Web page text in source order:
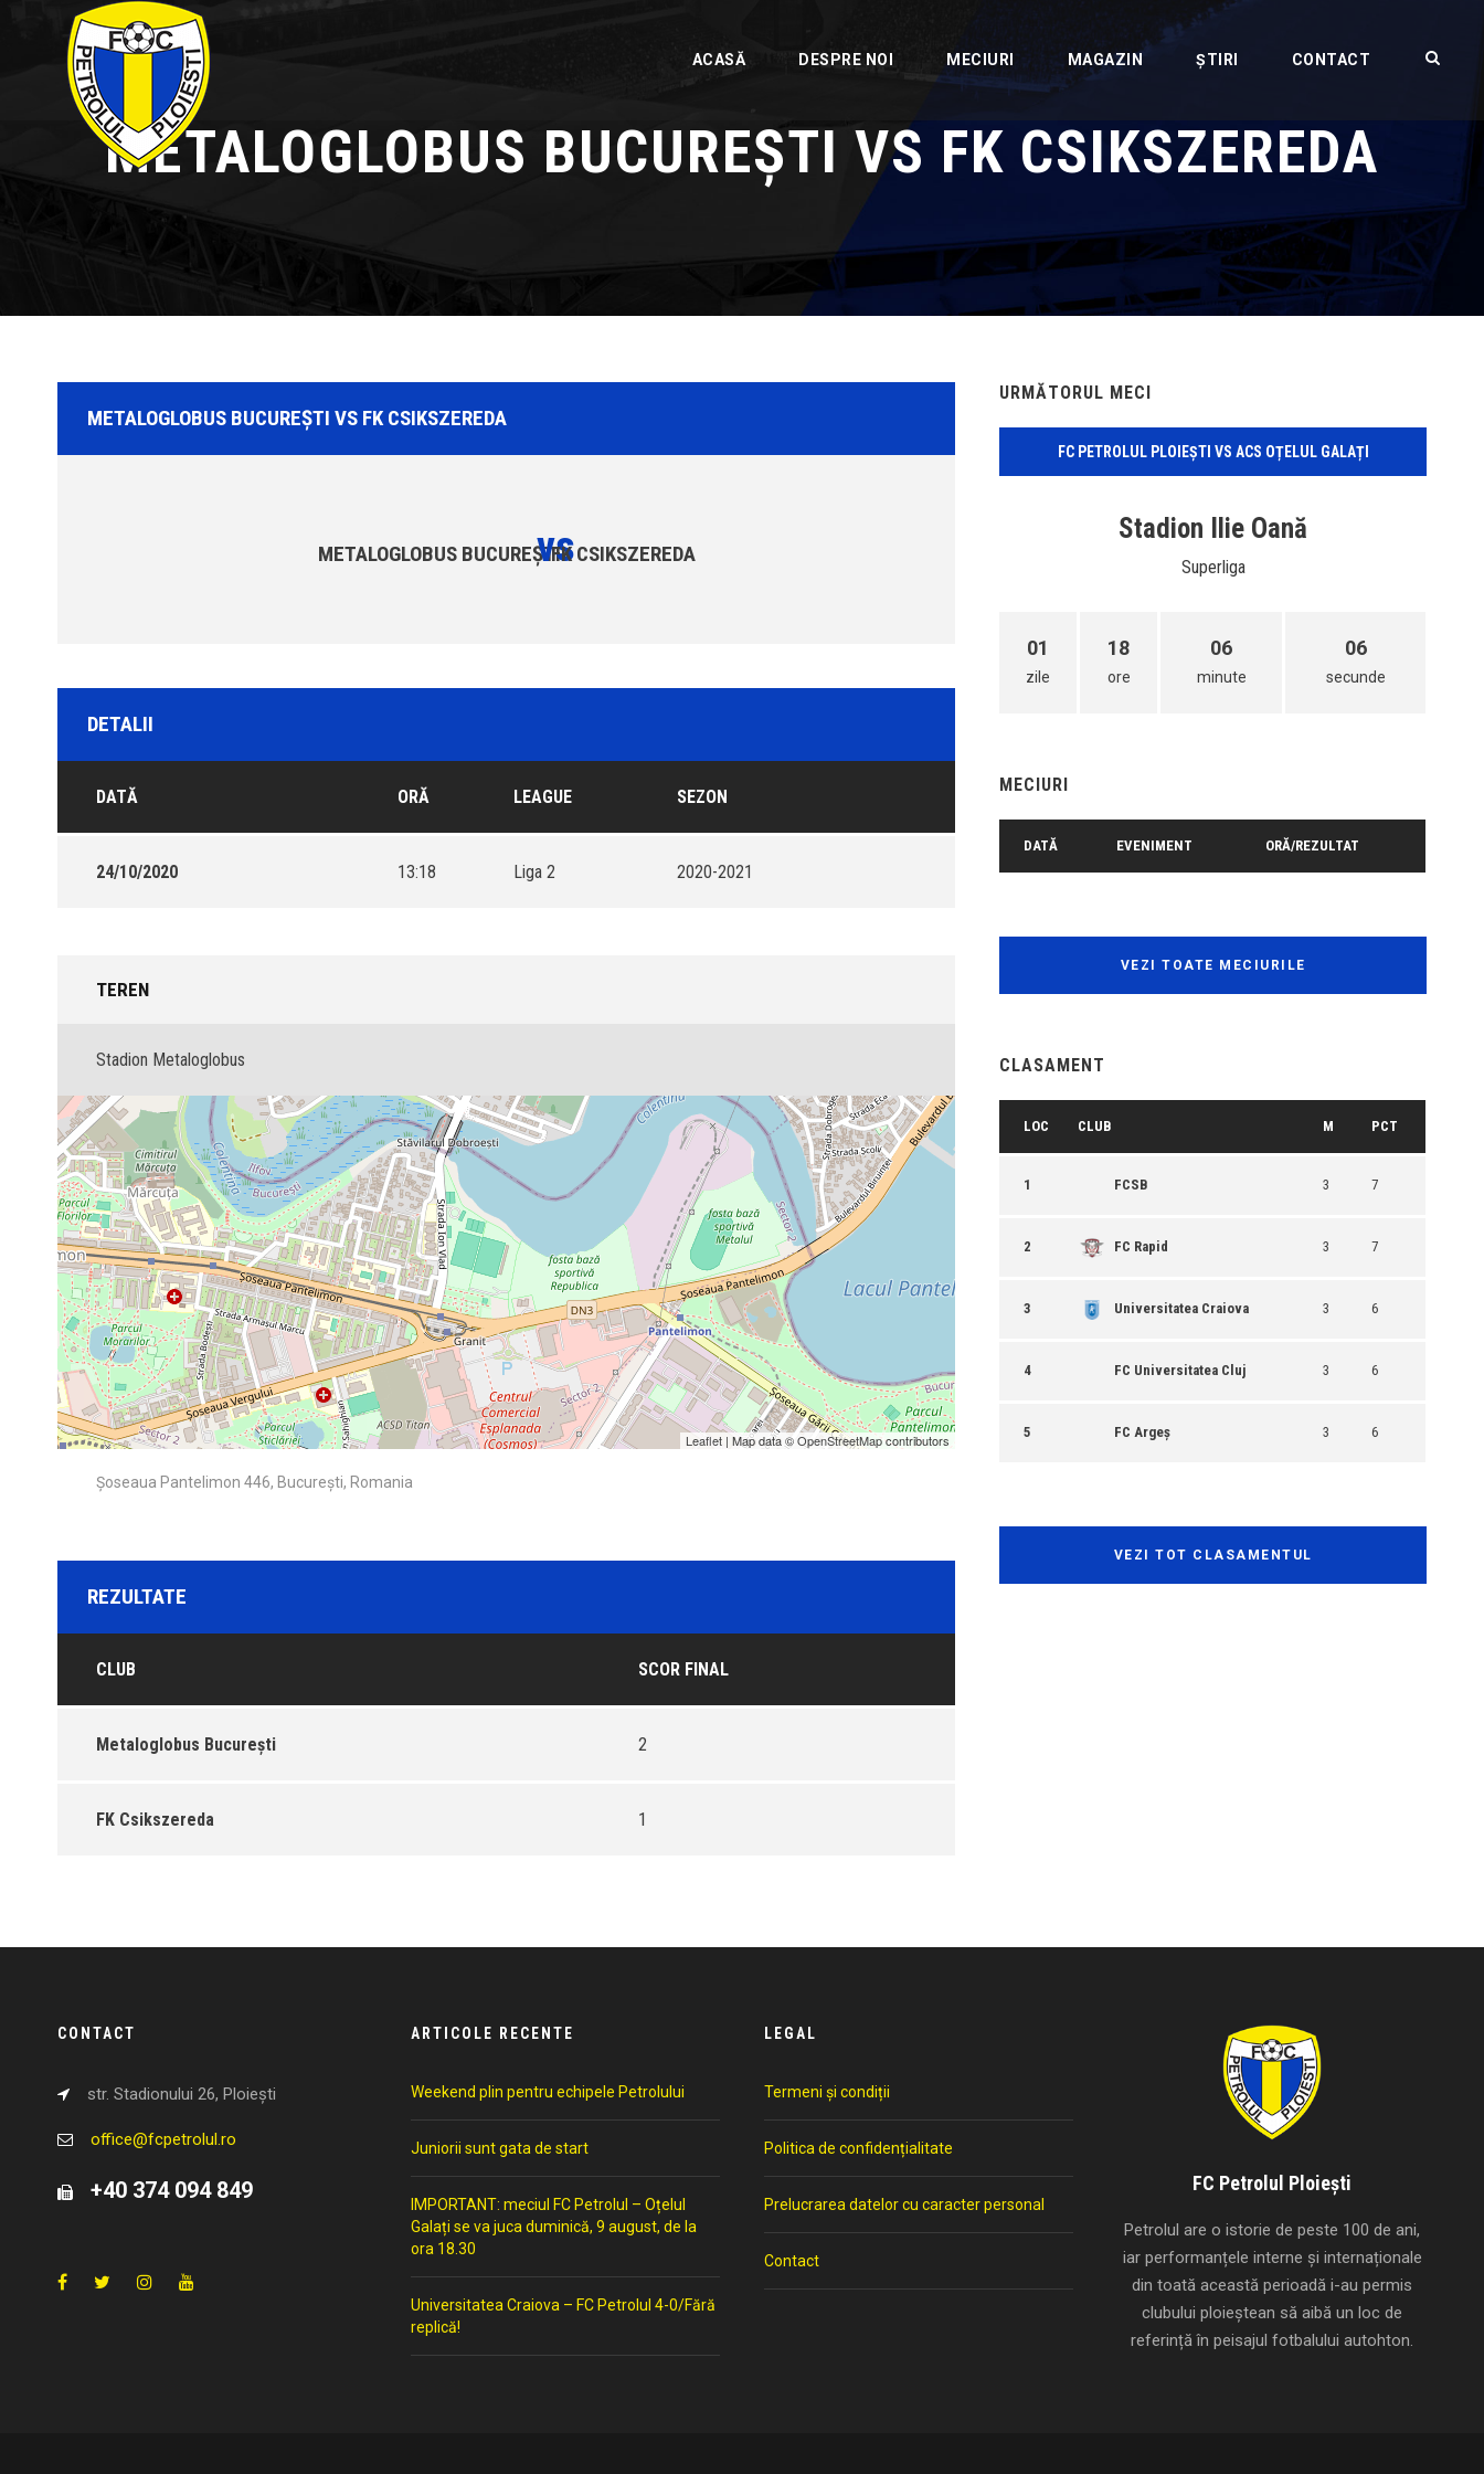
ACASĂ DESPRE NOI MECIURI MAGAZIN ȘTIRI CONTACT
METALOGLOBUS BUCUREȘTI VS FK CSIKSZEREDA
METALOGLOBUS BUCUREȘTI VS FK CSIKSZEREDA
METALOGLOBUS BUCUREȘTI
vs
FK CSIKSZEREDA
DETALII
DATĂ ORĂ LEAGUE SEZON
24/10/2020 13:18 Liga 2 2020-2021
TEREN
Stadion Metaloglobus
Leaflet | Map data ©OpenStreetMapcontributors
Șoseaua Pantelimon 446, București, Romania
REZULTATE
CLUB SCOR FINAL
Metaloglobus București 2
FK Csikszereda 1
URMĂTORUL MECI
FC PETROLUL PLOIEȘTI VS ACS OȚELUL GALAȚI
Stadion Ilie Oană
Superliga
01
zile
18
ore
06
minute
06
secunde
MECIURI
DATĂ EVENIMENT ORĂ/REZULTAT
VEZI TOATE MECIURILE
CLASAMENT
LOC CLUB M PCT
1 FCSB 3 7
2 FC Rapid 3 7
3 Universitatea Craiova 3 6
4 FC Universitatea Cluj 3 6
5 FC Argeș 3 6
VEZI TOT CLASAMENTUL
CONTACT
str. Stadionului 26, Ploiești
office@fcpetrolul.ro
+40 374 094 849
ARTICOLE RECENTE
Weekend plin pentru echipele Petrolului
Juniorii sunt gata de start
IMPORTANT: meciul FC Petrolul – Oțelul
Galați se va juca duminică, 9 august, de la
ora 18.30
Universitatea Craiova – FC Petrolul 4-0/Fără
replică!
LEGAL
Termeni și condiții
Politica de confidențialitate
Prelucrarea datelor cu caracter personal
Contact
FC Petrolul Ploiești
Petrolul are o istorie de peste 100 de ani,
iar performanțele interne și internaționale
din toată această perioadă i-au permis
clubului ploieștean să aibă un loc de
referință în peisajul fotbalului autohton.